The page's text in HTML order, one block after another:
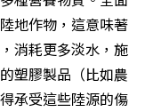
地作物，這意味著
消耗更多淡水，施
塑膠製品（比如農
承受這些陸源的傷